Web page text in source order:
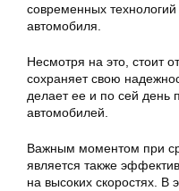
современных
автомобиля.
Несмотря на это, стоит
сохраняет свою
делает ее и по сей день
автомобилей.
Важным моментом при
является также
на высоких скоростях. В